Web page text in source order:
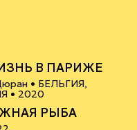
В ПАРИЖЕ
• БЕЛЬГИЯ,
• 2020
РЫБА